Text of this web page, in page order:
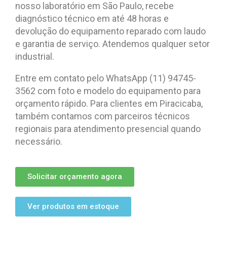
nosso laboratório em São Paulo, recebe
diagnóstico técnico em até 48 horas e
devolução do equipamento reparado com laudo
e garantia de serviço. Atendemos qualquer setor
industrial.
Entre em contato pelo WhatsApp (11) 94745-
3562 com foto e modelo do equipamento para
orçamento rápido. Para clientes em Piracicaba,
também contamos com parceiros técnicos
regionais para atendimento presencial quando
necessário.
Solicitar orçamento agora
Ver produtos em estoque